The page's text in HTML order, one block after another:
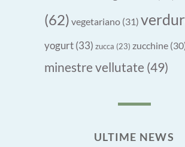
(62) vegetariano (31)
yogurt(33) zucca (23) zucchine
minestre vellutate (49)
ULTIME NEWS